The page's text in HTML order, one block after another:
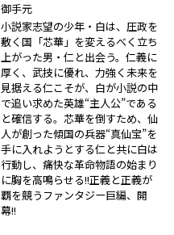
御手元
小説家志望の少年・白は、圧政を
敷く国「芯華」を変えるべく立ち
上がった男・仁と出会う。仁義に
厚く、武技に優れ、力強く未来を
見据える仁こそが、白が小説の中
で追い求めた英雄――“主人公”である
と確信する。芯華を倒すため、仙
人が創った傾国の兵器“真仙宝”を
手に入れようとする仁と共に白は
行動し、痛快な革命物語の始まり
に胸を高鳴らせる――!!正義と正義が
覇を競うファンタジー巨編、開
幕!!